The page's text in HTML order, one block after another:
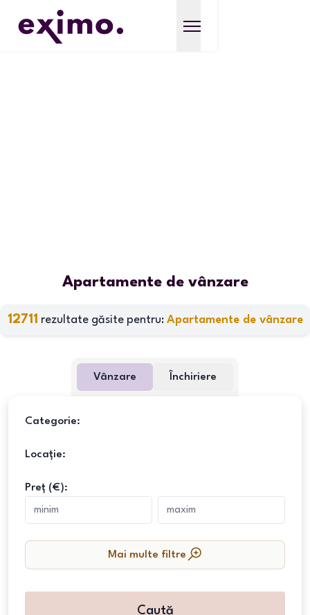
Apartamente de vânzare
12711 rezultate găsite pentru: Apartamente de vânzare
Vânzare Închiriere
Categorie:
Locație:
Preț (€):
Mai multe filtre
Caută